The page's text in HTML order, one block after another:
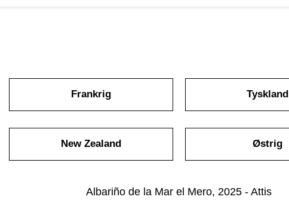
Frankrig Tyskland
New Zealand Østrig
Albariño de la Mar el Mero, 2025 - Attis